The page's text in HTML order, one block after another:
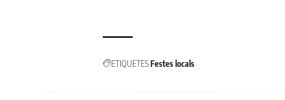
ETIQUETESFestes locals